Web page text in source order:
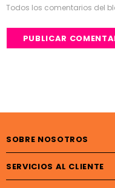
Todos los comentarios del
SOBRE NOSOTROS
SERVICIOS AL CLIENTE